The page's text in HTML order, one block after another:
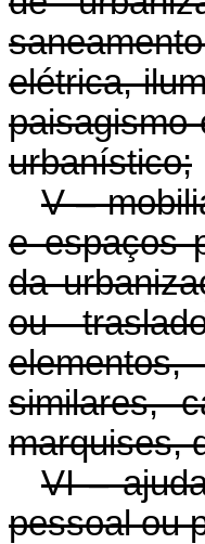
elétrica,
paisagismo
urbanístico;
V –
e espaços
da
ou
similares,
marquises,
VI –
pessoal ou